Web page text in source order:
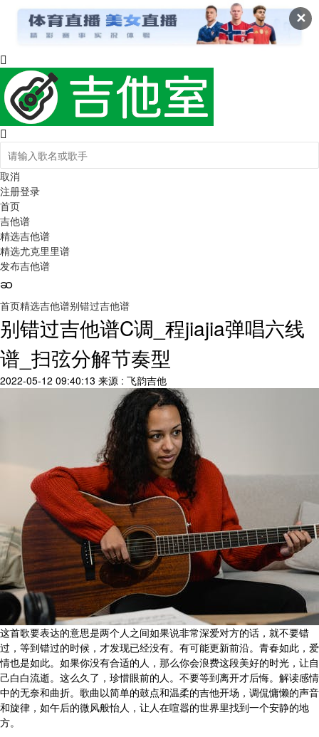
✕
取消
注册登录
首页
吉他谱
精选吉他谱
精选尤克里里谱
发布吉他谱
首页精选吉他谱别错过吉他谱
别错过吉他谱C调_程jiajia弹唱六线
谱_扫弦分解节奏型
2022-05-12 09:40:13 来源 : 飞韵吉他
这首歌要表达的意思是两个人之间如果说非常深爱对方的话，就不要错
过，等到错过的时候，才发现已经没有。有可能更新前沿。青春如此，爱
情也是如此。如果你没有合适的人，那么你会浪费这段美好的时光，让自
己白白流逝。这么久了，珍惜眼前的人。不要等到离开才后悔。解读感情
中的无奈和曲折。歌曲以简单的鼓点和温柔的吉他开场，调侃慵懒的声音
和旋律，如午后的微风般怡人，让人在喧嚣的世界里找到一个安静的地
方。